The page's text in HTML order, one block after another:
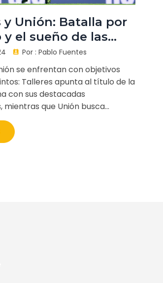
y Unión: Batalla por
el sueño de las
el fútbol argentino
Por : Pablo Fuentes
se enfrentan con objetivos
Talleres apunta al título de la
con sus destacadas
mientras que Unión busca
en los torneos continentales.
lleno de expectativas, ambos
con la mira puesta en el éxito